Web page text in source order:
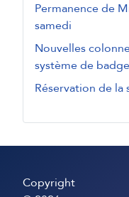
Permanence de
samedi
Nouvelles
système de badge
Réservation de la
Copyright